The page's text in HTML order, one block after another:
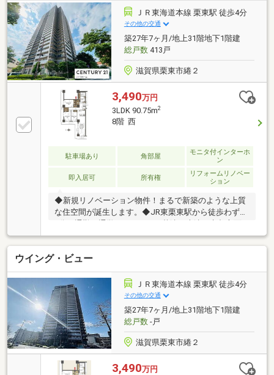
ください♪
ＪＲ東海道本線 栗東駅 徒歩4分
その他の交通
築27年7ヶ月/地上31階地下1階建
総戸数413戸
滋賀県栗東市綣２
3,490万円
3LDK 90.75m2
8階 西
駐車場あり 角部屋
モニタ付インターホ
ン
即入居可 所有権
リフォームリノベー
ション
◆新規リノベーション物件！まるで新築のような上質
な住空間が誕生します。◆JR東栗東駅から徒歩わずか
へのアクセスも良好！◆オートロック・宅配ボックス
完備で防犯面も安心。◆アフターサービス保証付・24
時間365日緊急対応サービスにより、購入後も安心し
てお住まいいただけます。◆アルプラザ栗東まで徒歩
2分。小学校・中学校も近隣に揃い、ファミリーに嬉
しい生活環境です。■2026年7月下旬リフォーム・設備
等交換（ユニットバス、食洗機付きシステムキッチ
ン、トイレ、洗面化粧台、建具）・全室クロス＆フロ
ーリング張替・配管更新・ハウスクリーニング
ウイング・ビュー
ＪＲ東海道本線 栗東駅 徒歩4分
その他の交通
築27年7ヶ月/地上31階地下1階建
総戸数-戸
滋賀県栗東市綣２
3,490万円